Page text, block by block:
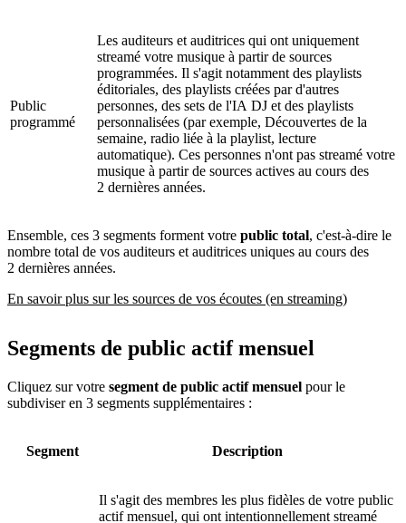
Public
programmé
Les auditeurs et auditrices qui ont uniquement
streamé votre musique à partir de sources
programmées. Il s'agit notamment des playlists
éditoriales, des playlists créées par d'autres
personnes, des sets de l'IA DJ et des playlists
personnalisées (par exemple, Découvertes de la
semaine, radio liée à la playlist, lecture
automatique). Ces personnes n'ont pas streamé votre
musique à partir de sources actives au cours des
2 dernières années.
Ensemble, ces 3 segments forment votre public total, c'est-à-dire le
nombre total de vos auditeurs et auditrices uniques au cours des
2 dernières années.
En savoir plus sur les sources de vos écoutes (en streaming)
Segments de public actif mensuel
Cliquez sur votre segment de public actif mensuel pour le
subdiviser en 3 segments supplémentaires :
Segment Description
Il s'agit des membres les plus fidèles de votre public
actif mensuel, qui ont intentionnellement streamé